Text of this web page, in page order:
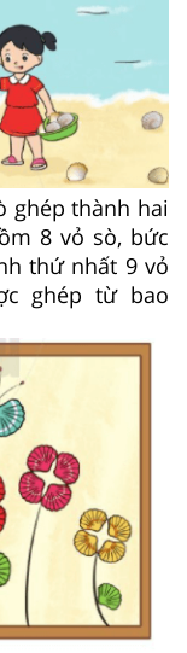
ghép thành hai
8 vỏ sò, bức
thứ nhất 9 vỏ
ghép từ bao